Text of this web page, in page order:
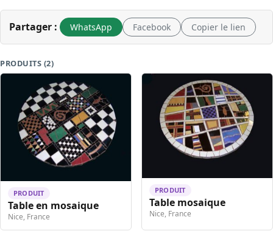
Partager : WhatsApp Facebook Copier le lien
PRODUITS (2)
PRODUIT
Table en mosaique
Nice, France
PRODUIT
Table mosaique
Nice, France